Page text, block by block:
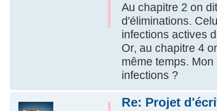
Au chapitre 2 on
d'éliminations.
infections actives
Or, au chapitre 4
même temps.
infections ?
Re: Projet